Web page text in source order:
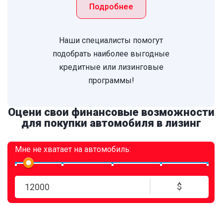
Подробнее
Наши специалисты помогут
подобрать наиболее выгодные
кредитные или лизинговые
программы!
Оцени свои финансовые возможности
для покупки автомобиля в лизинг
Мне не хватает на автомобиль:
$